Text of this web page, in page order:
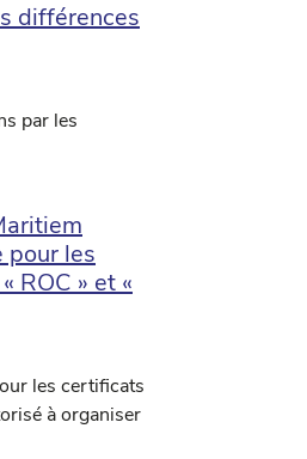
différences
par les
pour les
ROC » et «
les certificats
à organiser